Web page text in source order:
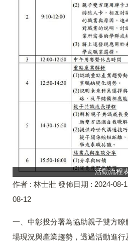
活動流程
作者 : 林士壯 發佈日期 : 2024-08-
08-12
一、中彰投分署為協助親子雙方
場現況與產業趨勢，透過活動進